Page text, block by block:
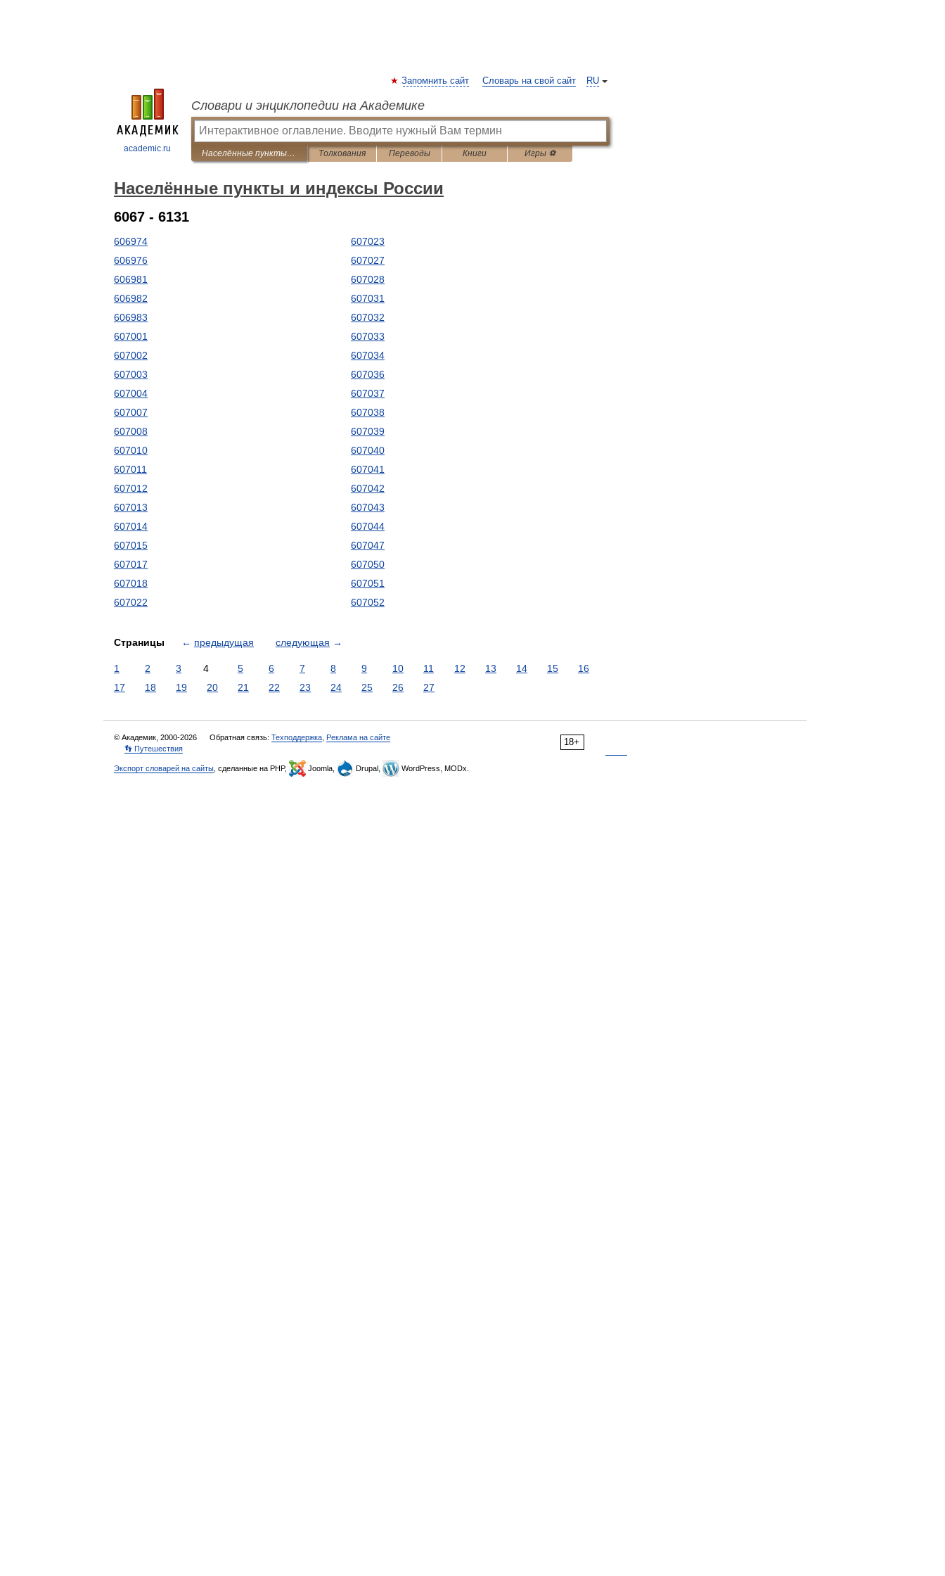
academic.ru
RU
Запомнить сайт Словарь на свой сайт
Словари и энциклопедии на Академике
Населённые пункты и индексы России Толкования Переводы Книги Игры ⚽
Населённые пункты и индексы России
6067 - 6131
606974
606976
606981
606982
606983
607001
607002
607003
607004
607007
607008
607010
607011
607012
607013
607014
607015
607017
607018
607022
607023
607027
607028
607031
607032
607033
607034
607036
607037
607038
607039
607040
607041
607042
607043
607044
607047
607050
607051
607052
Страницы ← предыдущая следующая →
1 2 3 4 5 6 7 8 9 10 11 12 13 14 15
16
17
18 19 20 21 22 23 24 25 26 27
18+
© Академик, 2000-2026 Обратная связь: Техподдержка Реклама на сайте
👣 Путешествия
Экспорт словарей на сайты , сделанные на PHP, Joomla, Drupal, WordPress, MODx.